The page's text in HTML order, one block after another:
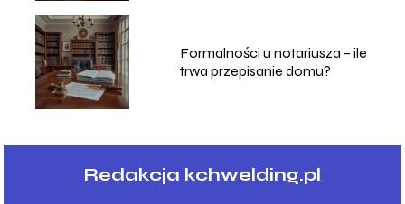
Formalności u notariusza – ile
trwa przepisanie domu?
Redakcja kchwelding.pl